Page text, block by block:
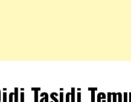
Tasidi